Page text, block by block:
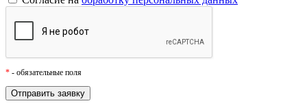
* - обязательные поля